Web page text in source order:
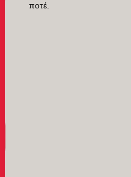
ποτέ.